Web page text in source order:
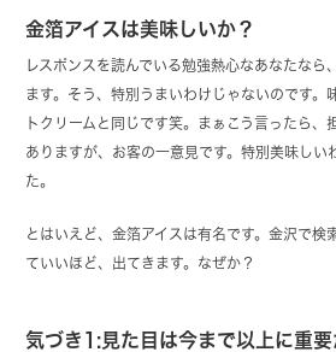
金箔アイスは美味しいか？
レスポンスを読んでいる勉強熱心なあなたなら
ます。そう、特別うまいわけじゃないのです。
トクリームと同じです笑。まぁこう言ったら、
ありますが、お客の一意見です。特別美味しい
た。
とはいえど、金箔アイスは有名です。金沢で検
ていいほど、出てきます。なぜか？
気づき1:見た目は今まで以上に重要